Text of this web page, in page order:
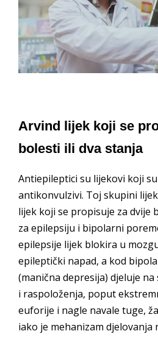
Arvind lijek koji se
bolesti ili dva stanja
Antiepileptici su lijekovi koji
antikonvulzivi. Toj skupini
lijek koji se propisuje za dvije
za epilepsiju i bipolarni
epilepsije lijek blokira u
epileptički napad, a kod
(manična depresija) djeluje
i raspoloženja, poput
euforije i nagle navale tuge,
iako je mehanizam djelovanja